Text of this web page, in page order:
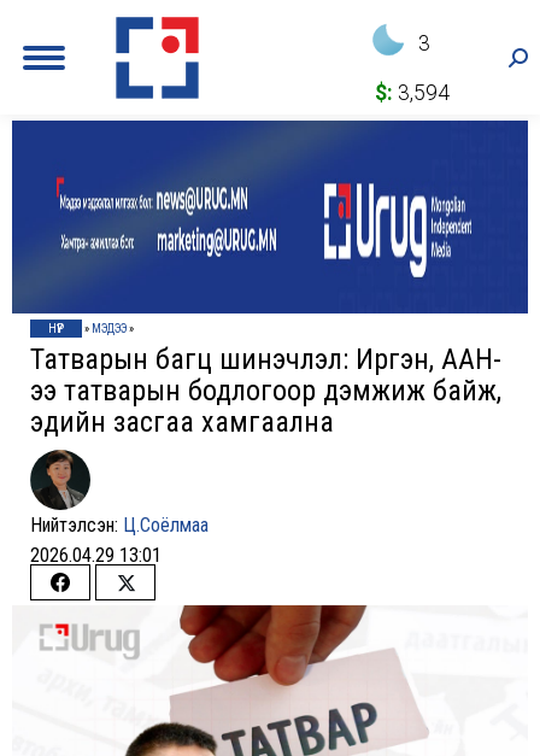
3
$: 3,594
НҮҮР » МЭДЭЭ»
Татварын багц шинэчлэл: Иргэн, ААН-
ээ татварын бодлогоор дэмжиж байж,
эдийн засгаа хамгаална
Нийтэлсэн: Ц.Соёлмаа
2026.04.29 13:01
Share
on
Share
on